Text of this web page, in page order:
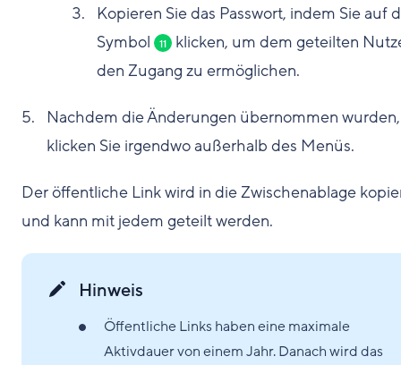
Kopieren Sie das Passwort, indem Sie auf
Symbol
11
klicken, um dem geteilten
den Zugang zu ermöglichen.
Nachdem die Änderungen übernommen wurden,
klicken Sie irgendwo außerhalb des Menüs.
Der öffentliche Link wird in die Zwischenablage
und kann mit jedem geteilt werden.
Hinweis
Öffentliche Links haben eine maximale
Aktivdauer von einem Jahr. Danach wird das